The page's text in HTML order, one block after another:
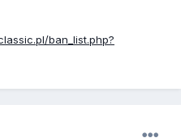
ban_list.php?